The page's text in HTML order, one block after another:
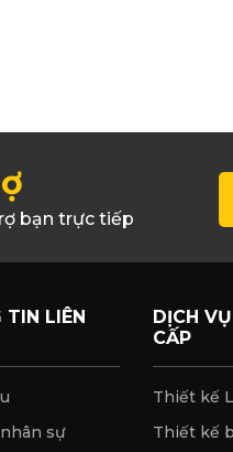
bạn trực tiếp
TIN LIÊN
sự
DỊCH
CẤP
Thiết kế
Thiết kế